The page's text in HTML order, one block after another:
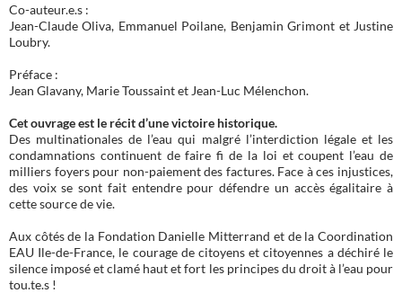
Co-auteur.e.s :
Jean-Claude Oliva, Emmanuel Poilane, Benjamin Grimont et Justine
Loubry.
Préface :
Jean Glavany, Marie Toussaint et Jean-Luc Mélenchon.
Cet ouvrage est le récit d’une victoire historique.
Des multinationales de l’eau qui malgré l’interdiction légale et les
condamnations continuent de faire fi de la loi et coupent l’eau de
milliers foyers pour non-paiement des factures. Face à ces injustices,
des voix se sont fait entendre pour défendre un accès égalitaire à
cette source de vie.
Aux côtés de la Fondation Danielle Mitterrand et de la Coordination
EAU Ile-de-France, le courage de citoyens et citoyennes a déchiré le
silence imposé et clamé haut et fort les principes du droit à l’eau pour
tou.te.s !